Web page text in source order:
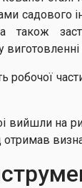
садового
також
робочої
вийшли на